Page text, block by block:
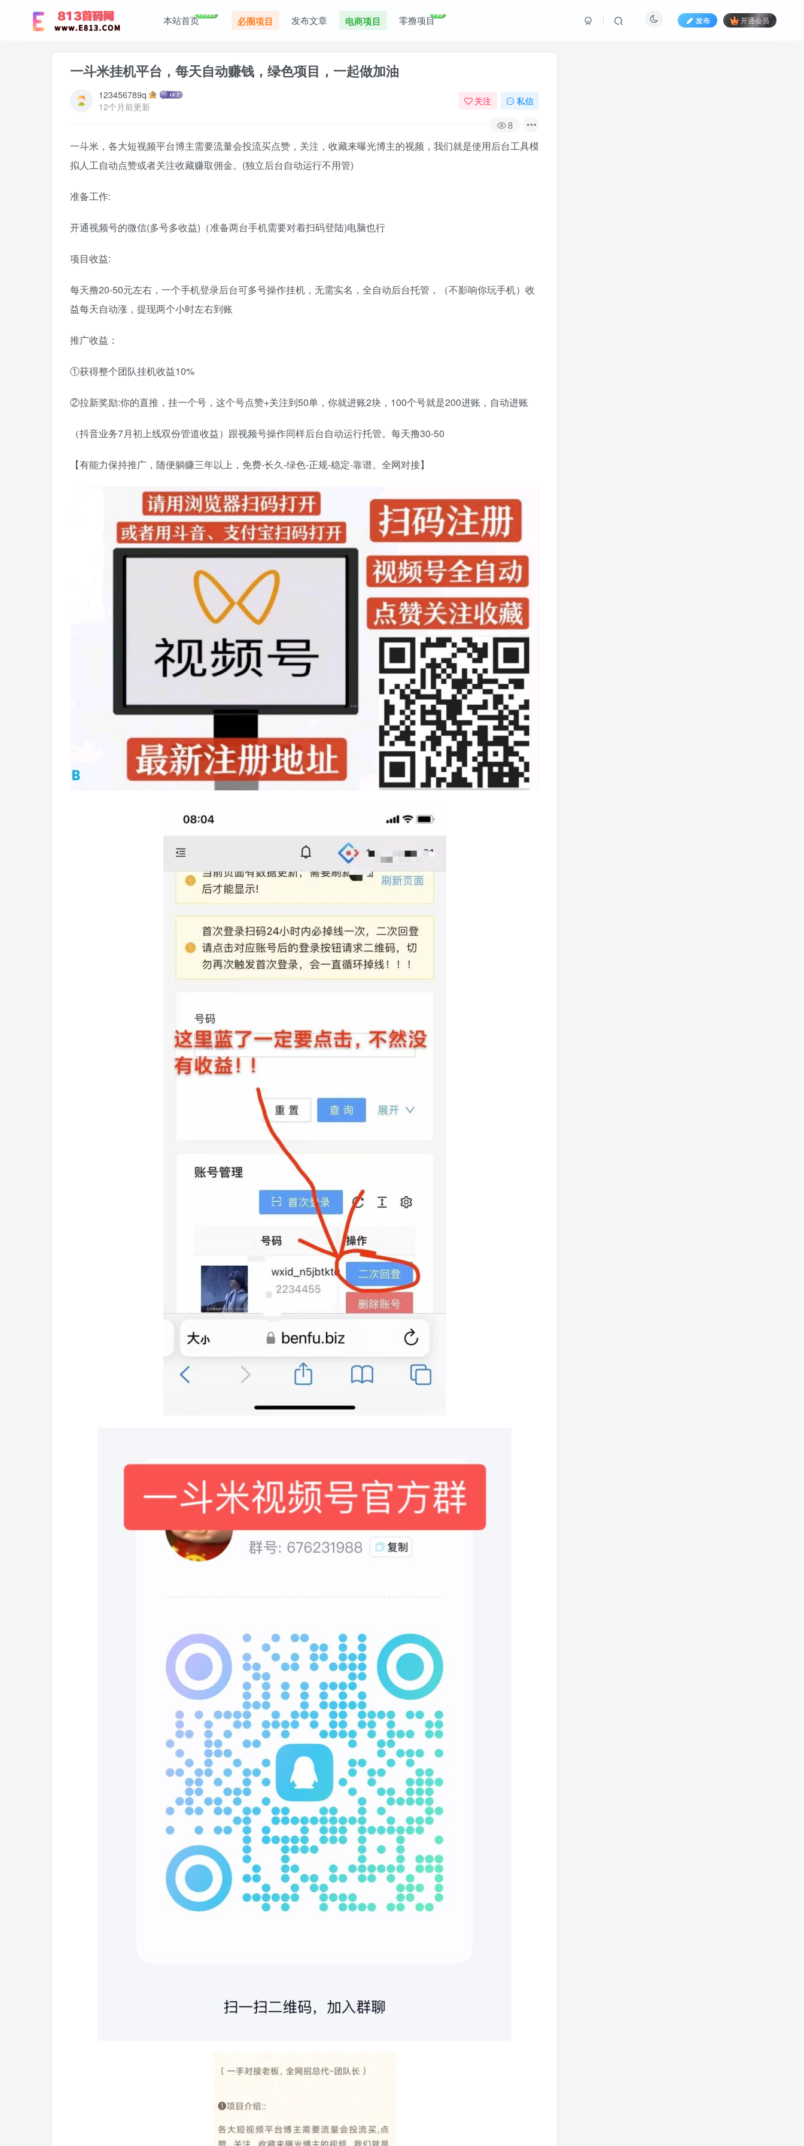
本站首页+9999
必圈项目 发布文章 电商项目 零撸项目+99
发布 开通会员
一斗米挂机平台，每天自动赚钱，绿色项目，一起做加油
123456789q
12个月前更新
关注 私信
8
一斗米，各大短视频平台博主需要流量会投流买点赞，关注，收藏来曝光博主的视频，我们就是使用后台工具模
拟人工自动点赞或者关注收藏赚取佣金。(独立后台自动运行不用管)
准备工作:
开通视频号的微信(多号多收益)（准备两台手机需要对着扫码登陆)电脑也行
项目收益:
每天撸20-50元左右，一个手机登录后台可多号操作挂机，无需实名，全自动后台托管，（不影响你玩手机）收
益每天自动涨，提现两个小时左右到账
推广收益：
①获得整个团队挂机收益10%
②拉新奖励:你的直推，挂一个号，这个号点赞+关注到50单，你就进账2块，100个号就是200进账，自动进账
（抖音业务7月初上线双份管道收益）跟视频号操作同样后台自动运行托管。每天撸30-50
【有能力保持推广，随便躺赚三年以上，免费-长久-绿色-正规-稳定-靠谱。全网对接】